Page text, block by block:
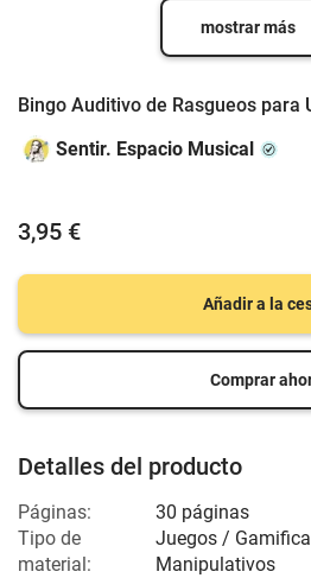
mostrar más
Bingo Auditivo de Rasgueos para
Sentir. Espacio Musical
3,95 €
Añadir a la
Comprar
Detalles del producto
Páginas:
30 páginas
Tipo de
material:
Juegos /
Manipulativos